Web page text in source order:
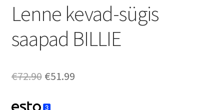
Lenne kevad-sügis
saapad BILLIE
€72.90 Algne
€51.99Praegune